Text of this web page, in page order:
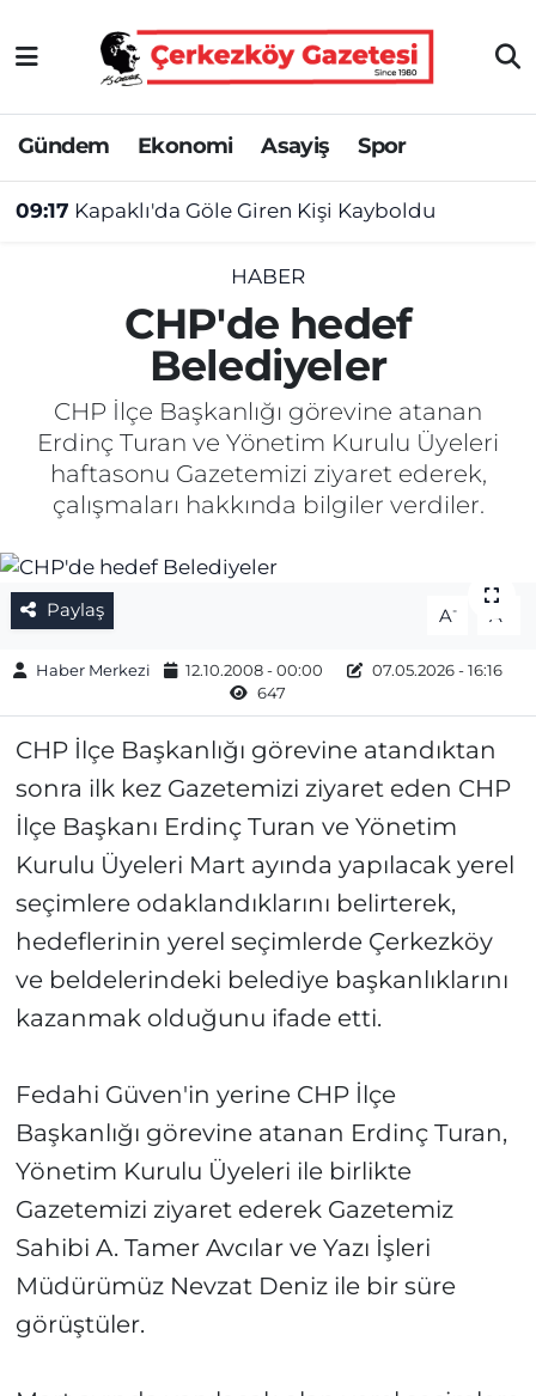
Gündem Ekonomi Asayiş Spor
09:17 Kapaklı'da Göle Giren Kişi Kayboldu
HABER
CHP'de hedef
Belediyeler
CHP İlçe Başkanlığı görevine atanan
Erdinç Turan ve Yönetim Kurulu Üyeleri
haftasonu Gazetemizi ziyaret ederek,
çalışmaları hakkında bilgiler verdiler.
Paylaş A- A
Haber Merkezi 12.10.2008 - 00:00
07.05.2026 - 16:16
647
CHP İlçe Başkanlığı görevine atandıktan
sonra ilk kez Gazetemizi ziyaret eden CHP
İlçe Başkanı Erdinç Turan ve Yönetim
Kurulu Üyeleri Mart ayında yapılacak yerel
seçimlere odaklandıklarını belirterek,
hedeflerinin yerel seçimlerde Çerkezköy
ve beldelerindeki belediye başkanlıklarını
kazanmak olduğunu ifade etti.
Fedahi Güven'in yerine CHP İlçe
Başkanlığı görevine atanan Erdinç Turan,
Yönetim Kurulu Üyeleri ile birlikte
Gazetemizi ziyaret ederek Gazetemiz
Sahibi A. Tamer Avcılar ve Yazı İşleri
Müdürümüz Nevzat Deniz ile bir süre
görüştüler.
Asayiş
Ekonomi
Gündem
Kültür&Sanat
Manşet
SAĞLIK
Spor
Gizlilik Sözleşmesi
Topluluk Kuralları
Yayın İlkeleri
Tekirdağ Nöbetçi Eczaneler
Tekirdağ Hava Durumu
Tekirdağ Namaz Vakitleri
Tekirdağ Trafik Yoğunluk Haritası
Süper Lig Puan Durumu ve Fikstür
Tüm Manşetler
Son Dakika Haberleri
Haber Arşivi